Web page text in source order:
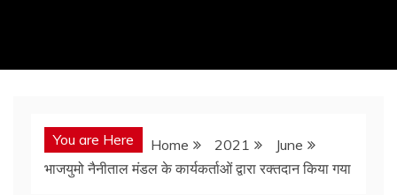
You are Here Home 2021
June
भाजयुमो नैनीताल मंडल के कार्यकर्ताओं द्वारा रक्तदान किया गया